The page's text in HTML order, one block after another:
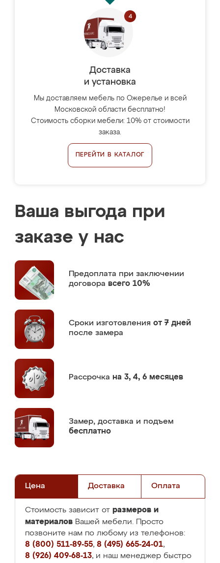
Доставка
и установка
Мы доставляем мебель по Ожерелье и всей
Московской области бесплатно!
Стоимость сборки мебели: 10% от стоимости
заказа.
ПЕРЕЙТИ В КАТАЛОГ
Ваша выгода при
заказе у нас
Предоплата при заключении
договора всего 10%
Сроки изготовления от 7 дней
после замера
Рассрочка на 3, 4, 6 месяцев
Замер, доставка и подъем
бесплатно
Цена Доставка Оплата
Стоимость зависит от размеров и
материалов Вашей мебели. Просто
позвоните нам по любому из телефонов:
8 (800) 511-89-55, 8 (495) 665-24-01,
8 (926) 409-68-13, и наш менеджер быстро